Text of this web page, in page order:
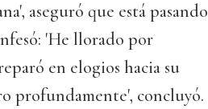
aseguró que está pasando
'He llorado por
en elogios hacia su
profundamente', concluyó.